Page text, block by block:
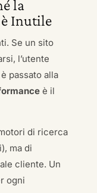
la
è Inutile
Se un sito
l’utente
passato alla
è il
di ricerca
ma di
cliente. Un
ogni